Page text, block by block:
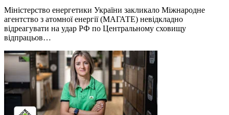
Міністерство енергетики України закликало Міжнародне
агентство з атомної енергії (МАГАТЕ) невідкладно
відреагувати на удар РФ по Центральному сховищу
відпрацьов…